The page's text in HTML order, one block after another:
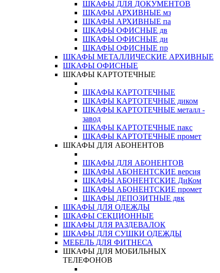
ШКАФЫ ДЛЯ ДОКУМЕНТОВ
ШКАФЫ АРХИВНЫЕ мз
ШКАФЫ АРХИВНЫЕ па
ШКАФЫ ОФИСНЫЕ дв
ШКАФЫ ОФИСНЫЕ ди
ШКАФЫ ОФИСНЫЕ пр
ШКАФЫ МЕТАЛЛИЧЕСКИЕ АРХИВНЫЕ
ШКАФЫ ОФИСНЫЕ
ШКАФЫ КАРТОТЕЧНЫЕ
ШКАФЫ КАРТОТЕЧНЫЕ
ШКАФЫ КАРТОТЕЧНЫЕ диком
ШКАФЫ КАРТОТЕЧНЫЕ металл -
завод
ШКАФЫ КАРТОТЕЧНЫЕ пакс
ШКАФЫ КАРТОТЕЧНЫЕ промет
ШКАФЫ ДЛЯ АБОНЕНТОВ
ШКАФЫ ДЛЯ АБОНЕНТОВ
ШКАФЫ АБОНЕНТСКИЕ версия
ШКАФЫ АБОНЕНТСКИЕ ДиКом
ШКАФЫ АБОНЕНТСКИЕ промет
ШКАФЫ ДЕПОЗИТНЫЕ двк
ШКАФЫ ДЛЯ ОДЕЖДЫ
ШКАФЫ СЕКЦИОННЫЕ
ШКАФЫ ДЛЯ РАЗДЕВАЛОК
ШКАФЫ ДЛЯ СУШКИ ОДЕЖДЫ
МЕБЕЛЬ ДЛЯ ФИТНЕСА
ШКАФЫ ДЛЯ МОБИЛЬНЫХ
ТЕЛЕФОНОВ